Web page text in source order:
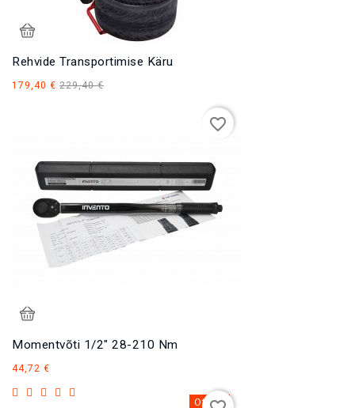
Rehvide Transportimise Käru
179,40 € Tavahind
229,40 €Hind
Momentvõti 1/2" 28-210 Nm
44,72 €
favorite_border
Otsas